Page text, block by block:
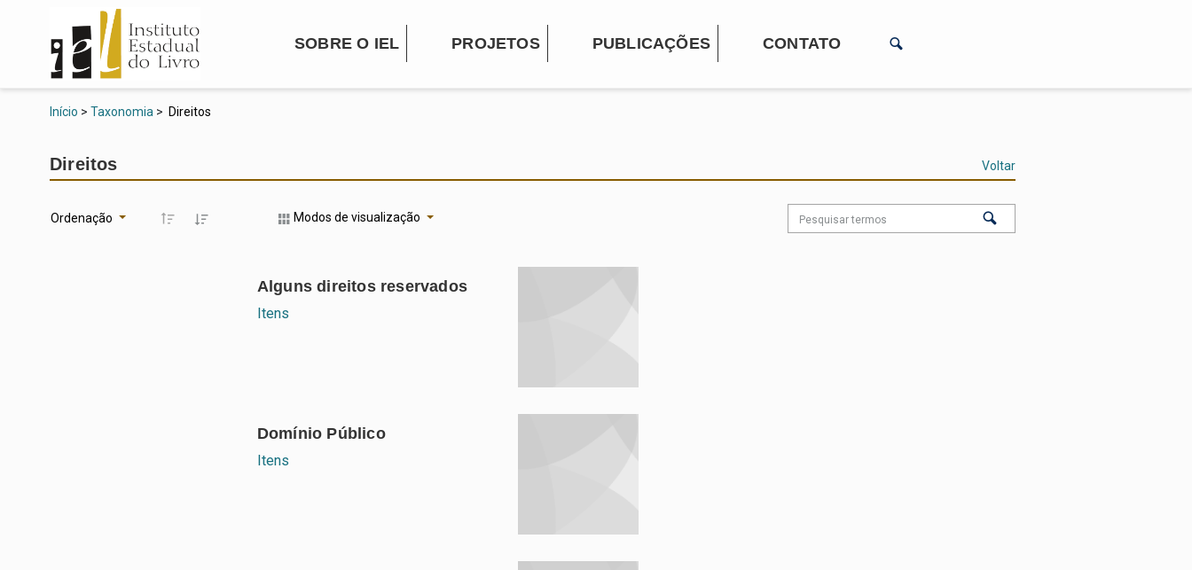
SOBRE O IEL PROJETOS PUBLICAÇÕES CONTATO
Início > Taxonomia > Direitos
Direitos Voltar
Ordenação Modos de visualização
Alguns direitos reservados
Itens
Domínio Público
Itens